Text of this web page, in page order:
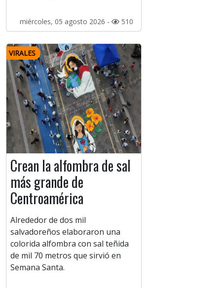
miércoles, 05 agosto 2026 - 510
VIRALES
Crean la alfombra de sal
más grande de
Centroamérica
Alrededor de dos mil
salvadoreños elaboraron una
colorida alfombra con sal teñida
de mil 70 metros que sirvió en
Semana Santa.